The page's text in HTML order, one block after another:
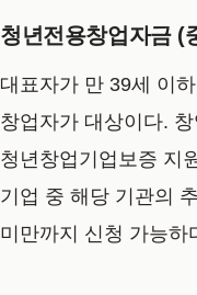
청년전용창업자금 (
대표자가 만 39세 이
창업자가 대상이다.
청년창업기업보증 지
기업 중 해당 기관의
미만까지 신청 가능하